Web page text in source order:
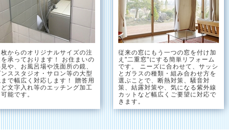
枚からのオリジナルサイズの注
承っております！ お住まいの
や、お風呂場や洗面所の鏡、
ンススタジオ・サロン等の大型
で幅広く対応します！ 贈答用
文字入れ等のエッチング加工
可能です。
従来の窓にもう一つの窓を付け加
え"二重窓"にする簡単リフォーム
です。 ニーズに合わせて、サッシ
とガラスの種類・組み合わせ方を
選ぶことで、断熱対策、騒音対
策、結露対策や、気になる紫外線
カットなど幅広くご要望に対応で
きます。